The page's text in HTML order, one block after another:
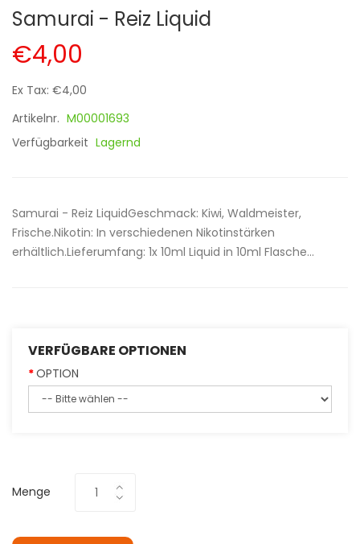
Samurai - Reiz Liquid
€4,00
Ex Tax: €4,00
Artikelnr. M00001693
Verfügbarkeit Lagernd
Samurai - Reiz LiquidGeschmack: Kiwi, Waldmeister,
Frische.Nikotin: In verschiedenen Nikotinstärken
erhältlich.Lieferumfang: 1x 10ml Liquid in 10ml Flasche...
VERFÜGBARE OPTIONEN
OPTION
Menge